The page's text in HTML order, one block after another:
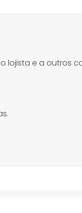
lojista e a outros